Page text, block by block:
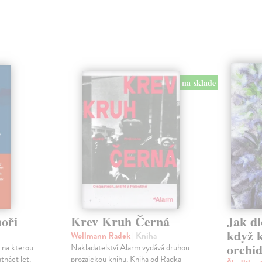
kterou
let.
na sklade
Krev Kruh Černá
Wollmann Radek| Kniha
Nakladatelství Alarm vydává druhou
prozaickou knihu. Kniha od Radka
Jak
když